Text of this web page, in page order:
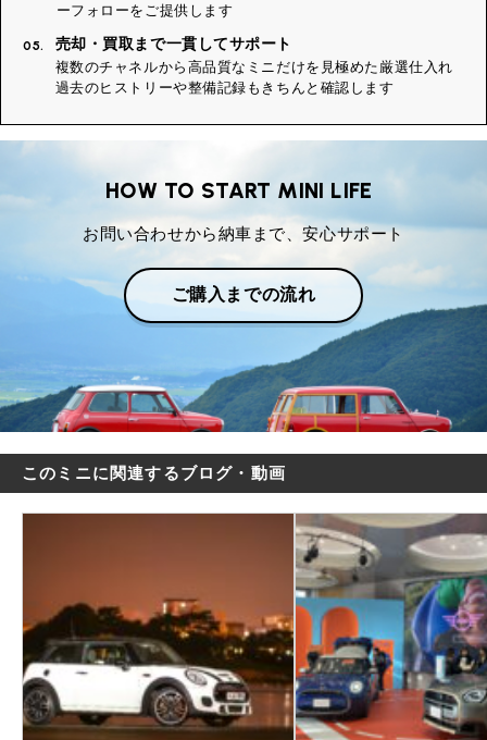
ーフォローをご提供します
05. 売却・買取まで一貫してサポート
複数のチャネルから高品質なミニだけを見極めた厳選仕入れ
過去のヒストリーや整備記録もきちんと確認します
HOW TO START MINI LIFE
お問い合わせから納車まで、安心サポート
ご購入までの流れ
このミニに関連するブログ・動画